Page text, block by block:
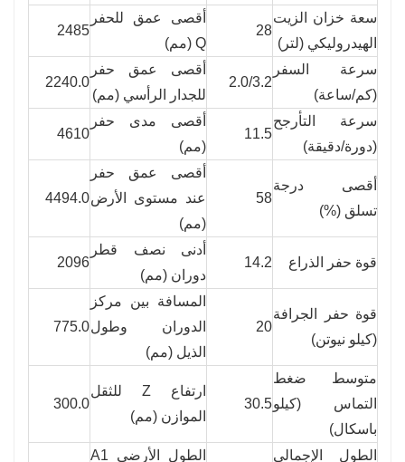
سعة خزان الزيت
الهيدروليكي (لتر)
28
أقصى عمق للحفر
Q (مم)
2485
سرعة السفر
(كم/ساعة)
2.0/3.2
أقصى عمق حفر
للجدار الرأسي (مم)
2240.0
سرعة التأرجح
(دورة/دقيقة)
11.5
أقصى مدى حفر
(مم)
4610
أقصى درجة
تسلق (%)
58
أقصى عمق حفر
عند مستوى الأرض
(مم)
4494.0
قوة حفر الذراع 14.2
أدنى نصف قطر
دوران (مم)
2096
قوة حفر الجرافة
(كيلو نيوتن)
20
المسافة بين مركز
الدوران وطول
الذيل (مم)
775.0
متوسط ضغط
التماس (كيلو
باسكال)
30.5
ارتفاع Z للثقل
الموازن (مم)
300.0
الطول الإجمالي
الطول الأرضي A1